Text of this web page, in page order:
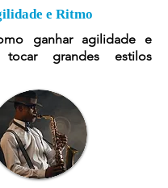
e Ritmo
ganhar agilidade e
grandes estilos